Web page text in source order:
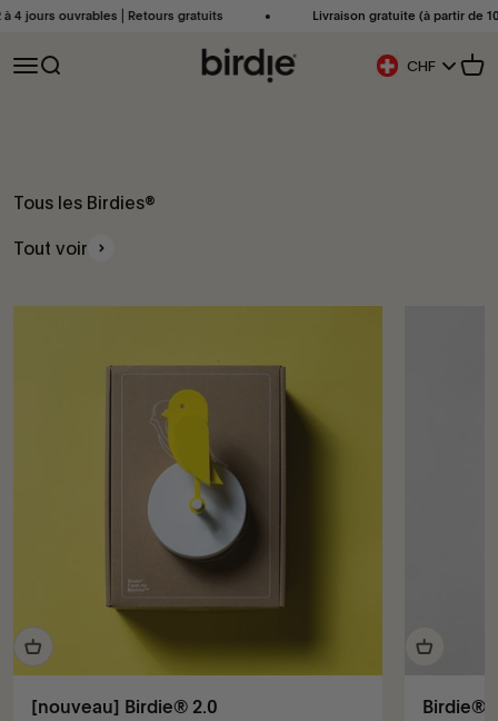
Passer au contenu
jours ouvrables ⎜Retours gratuits Livraison gratuite (à partir de
Ouvrir la navigation
Ouvrir la recherche Birdie Scandinavia ApS
Bouton De
CHF Voir
Tous les Birdies®
Tout voir
[nouveau] Birdie® 2.0 Birdie®